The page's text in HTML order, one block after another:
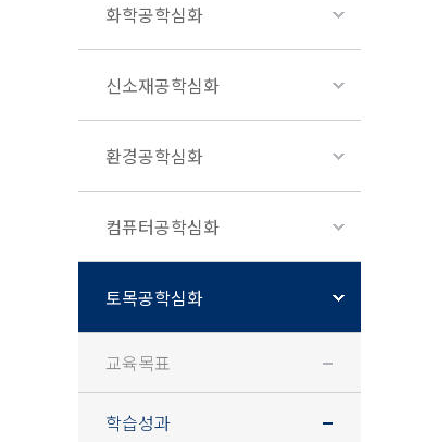
화학공학심화
신소재공학심화
환경공학심화
컴퓨터공학심화
토목공학심화
교육목표
학습성과